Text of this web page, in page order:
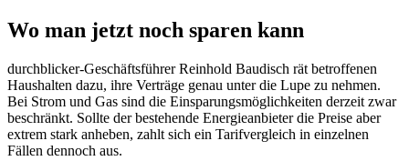
Wo man jetzt noch sparen kann
durchblicker-Geschäftsführer Reinhold Baudisch rät betroffenen
Haushalten dazu, ihre Verträge genau unter die Lupe zu nehmen.
Bei Strom und Gas sind die Einsparungsmöglichkeiten derzeit zwar
beschränkt. Sollte der bestehende Energieanbieter die Preise aber
extrem stark anheben, zahlt sich ein Tarifvergleich in einzelnen
Fällen dennoch aus.